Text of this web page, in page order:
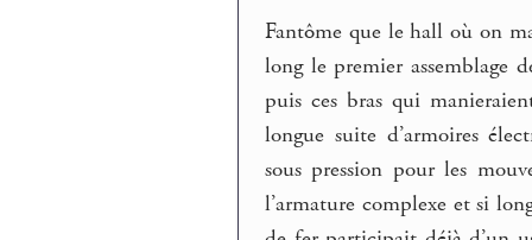
Fantôme que le hall où on
long le premier assemblage
puis ces bras qui
longue suite d’armoires
sous pression pour les
l’armature complexe et si